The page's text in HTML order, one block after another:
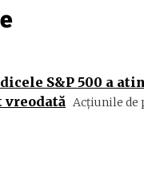
S&P 500 a
Acțiunile de